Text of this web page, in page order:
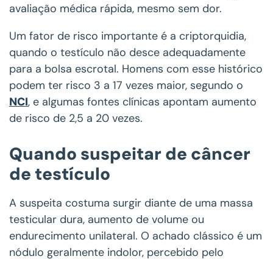
avaliação médica rápida, mesmo sem dor.
Um fator de risco importante é a criptorquidia,
quando o testículo não desce adequadamente
para a bolsa escrotal. Homens com esse histórico
podem ter risco 3 a 17 vezes maior, segundo o
NCI, e algumas fontes clínicas apontam aumento
de risco de 2,5 a 20 vezes.
Quando suspeitar de câncer
de testículo
A suspeita costuma surgir diante de uma massa
testicular dura, aumento de volume ou
endurecimento unilateral. O achado clássico é um
nódulo geralmente indolor, percebido pelo